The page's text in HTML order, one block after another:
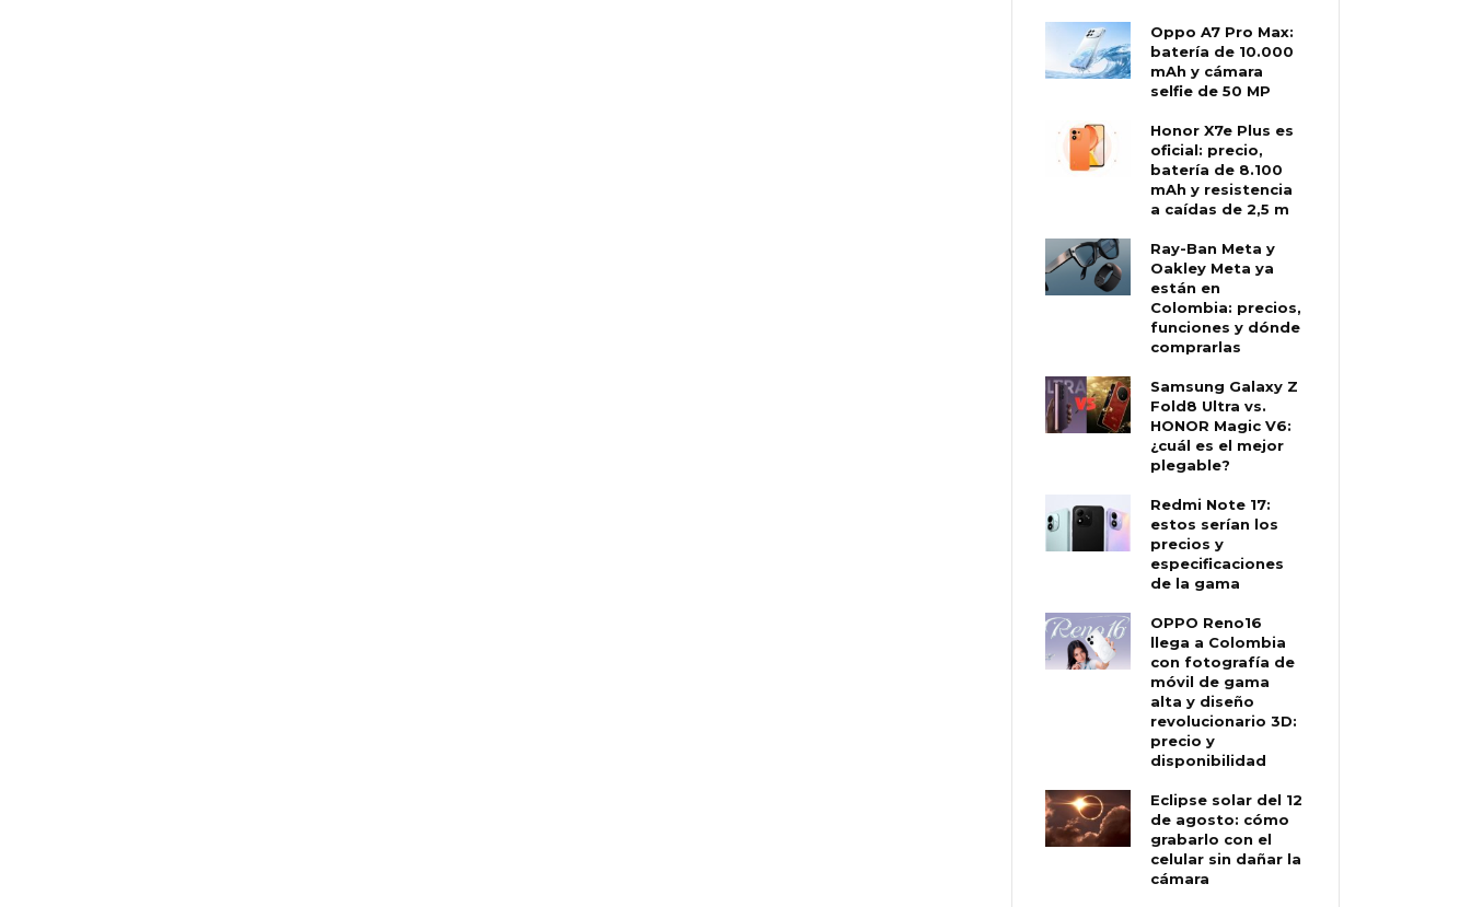
Oppo A7 Pro Max:
batería de 10.000
mAh y cámara
selfie de 50 MP
Honor X7e Plus es
oficial: precio,
batería de 8.100
mAh y resistencia
a caídas de 2,5 m
Ray-Ban Meta y
Oakley Meta ya
están en
Colombia: precios,
funciones y dónde
comprarlas
Samsung Galaxy Z
Fold8 Ultra vs.
HONOR Magic V6:
¿cuál es el mejor
plegable?
Redmi Note 17:
estos serían los
precios y
especificaciones
de la gama
OPPO Reno16
llega a Colombia
con fotografía de
móvil de gama
alta y diseño
revolucionario 3D:
precio y
disponibilidad
Eclipse solar del 12
de agosto: cómo
grabarlo con el
celular sin dañar la
cámara